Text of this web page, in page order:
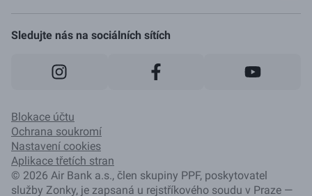
Jak to funguje
Sledujte nás na sociálních sítích
Blokace účtu
Ochrana soukromí
Nastavení cookies
Aplikace třetích stran
© 2026 Air Bank a.s., člen skupiny PPF, poskytovatel
služby Zonky, je zapsaná u rejstříkového soudu v Praze —